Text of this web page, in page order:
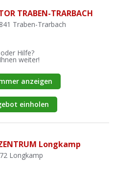
TRABEN-TRARBACH
Traben-Trarbach
Hilfe?
weiter!
anzeigen
einholen
Longkamp
Longkamp